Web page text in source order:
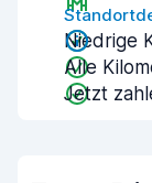
Niedrige
Alle
Jetzt